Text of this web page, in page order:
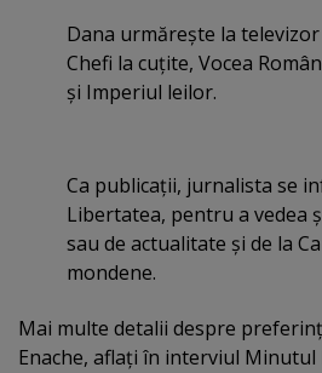
Dana urmăreşte la
Chefi la cuţite, Vocea
şi Imperiul leilor.
Ca publicaţii, jurnalista se
Libertatea, pentru a vedea
sau de actualitate şi de la
mondene.
Mai multe detalii despre
Enache, aflaţi în interviul Minutul